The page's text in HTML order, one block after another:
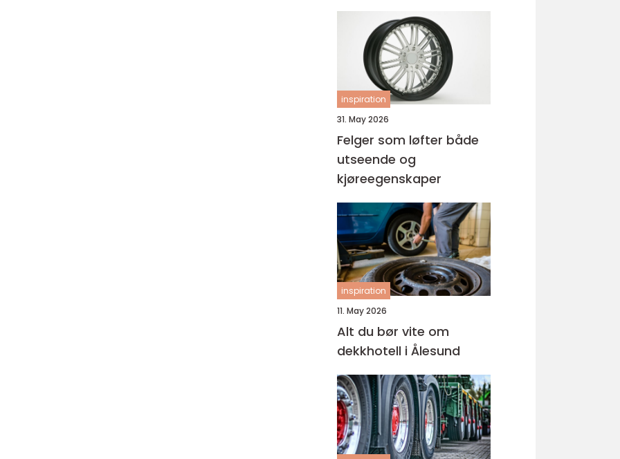
inspiration
31. May 2026
Felger som løfter både
utseende og
kjøreegenskaper
inspiration
11. May 2026
Alt du bør vite om
dekkhotell i Ålesund